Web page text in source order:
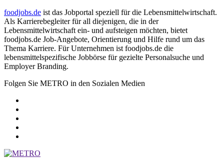
foodjobs.de ist das Jobportal speziell für die Lebensmittelwirtschaft.
Als Karrierebegleiter für all diejenigen, die in der
Lebensmittelwirtschaft ein- und aufsteigen möchten, bietet
foodjobs.de Job-Angebote, Orientierung und Hilfe rund um das
Thema Karriere. Für Unternehmen ist foodjobs.de die
lebensmittelspezifische Jobbörse für gezielte Personalsuche und
Employer Branding.
Folgen Sie METRO in den Sozialen Medien